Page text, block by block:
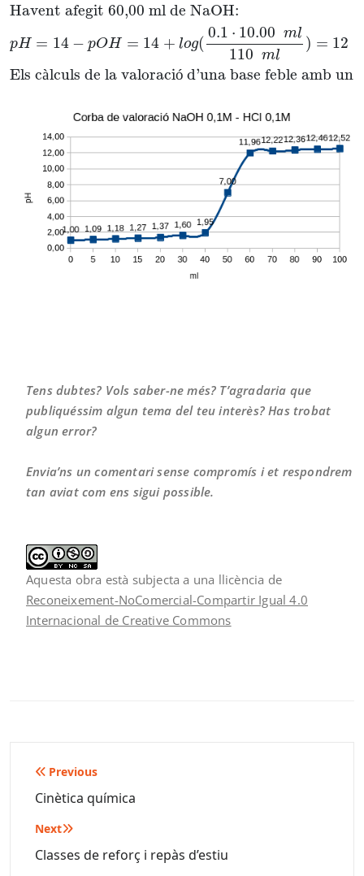
Havent afegit 60,00 ml de NaOH:
pH = 14 − pOH = 14 + log(
0.1 ⋅ 10.00 ml
110 ml
) = 12
Els càlculs de la valoració d’una base feble amb un
Tens dubtes? Vols saber-ne més? T’agradaria que
publiquéssim algun tema del teu interès? Has trobat
algun error?
Envia’ns un comentari sense compromís i et respondrem
tan aviat com ens sigui possible.
Aquesta obra està subjecta a una llicència de
Reconeixement-NoComercial-Compartir Igual 4.0
Internacional de Creative Commons
Navegació
d'entrades
Previous
Cinètica química
Next
Classes de reforç i repàs d’estiu